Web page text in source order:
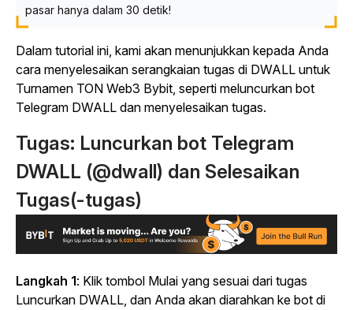
pasar hanya dalam 30 detik!
Dalam tutorial ini, kami akan menunjukkan kepada Anda
cara menyelesaikan serangkaian tugas di DWALL untuk
Turnamen TON Web3 Bybit, seperti meluncurkan bot
Telegram DWALL dan menyelesaikan tugas.
Tugas: Luncurkan bot Telegram
DWALL (@dwall) dan Selesaikan
Tugas(-tugas)
Langkah 1: Klik tombol Mulai yang sesuai dari tugas
Luncurkan DWALL, dan Anda akan diarahkan ke bot di